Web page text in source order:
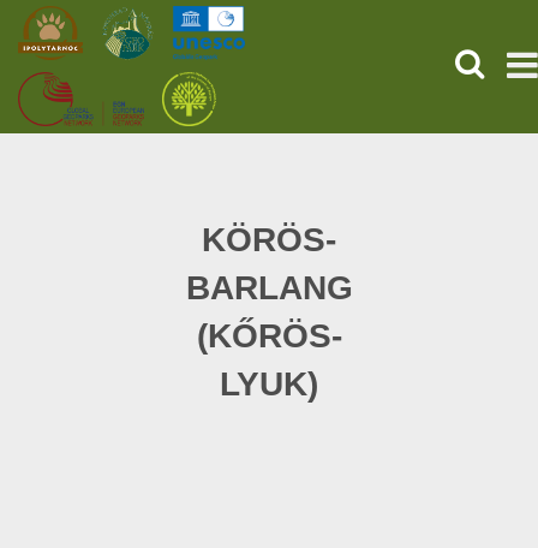
SZOLGÁLTATÁSOK
KÖRÖS-
BARLANG
(KŐRÖS-
LYUK)